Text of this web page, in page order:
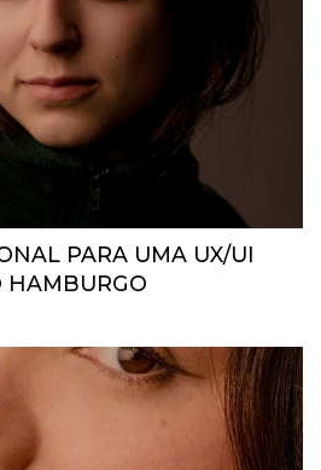
PARA UMA UX/UI
HAMBURGO